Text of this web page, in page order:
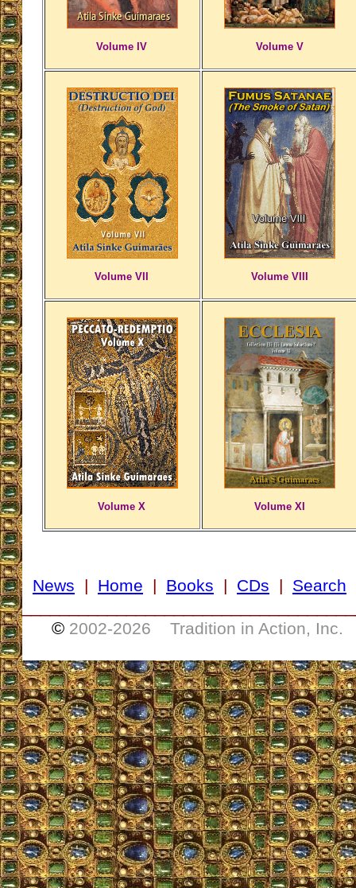
Volume IV Volume V
Volume VII Volume VIII
Volume X Volume XI
News | Home | Books | CDs | Search
© 2002-2026 Tradition in Action, Inc.